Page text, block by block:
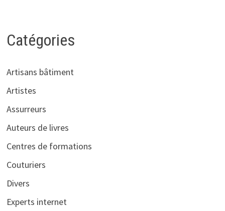
Catégories
Artisans bâtiment
Artistes
Assurreurs
Auteurs de livres
Centres de formations
Couturiers
Divers
Experts internet